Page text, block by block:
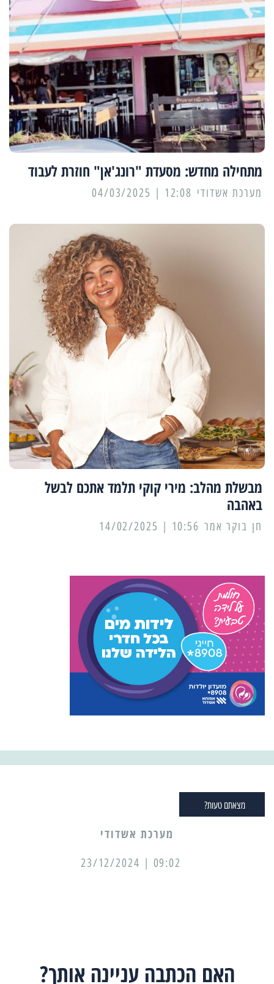
מתחילה מחדש: מסעדת "רונג'אן" חוזרת לעבוד
מערכת אשדודי 12:08 | 04/03/2025
מבשלת מהלב: מירי קוקי תלמד אתכם לבשל
באהבה
10:56 | 14/02/2025
מצאתם טעות?
מערכת אשדודי
09:02 | 23/12/2024
האם הכתבה עניינה אותך?